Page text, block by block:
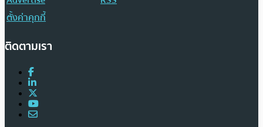
ตั้งค่าคุกกี้
ติดตามเรา